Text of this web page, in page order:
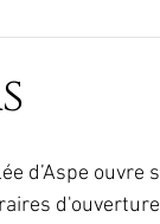
d'ouverture